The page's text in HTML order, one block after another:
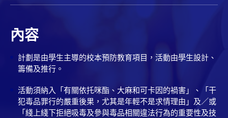
內容
計劃是由學生主導的校本預防教育項目，活動由學生設計、
籌備及推行。
活動須納入「有關依托咪酯、大麻和可卡因的禍害」、「干
犯毒品罪行的嚴重後果，尤其是年輕不是求情理由」及／或
「綫上綫下拒絕吸毒及參與毒品相關違法行為的重要性及技